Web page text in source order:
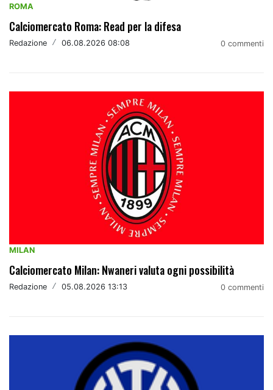
ROMA
Calciomercato Roma: Read per la difesa
Redazione / 06.08.2026 08:08 0 commenti
MILAN
Calciomercato Milan: Nwaneri valuta ogni possibilità
Redazione / 05.08.2026 13:13 0 commenti